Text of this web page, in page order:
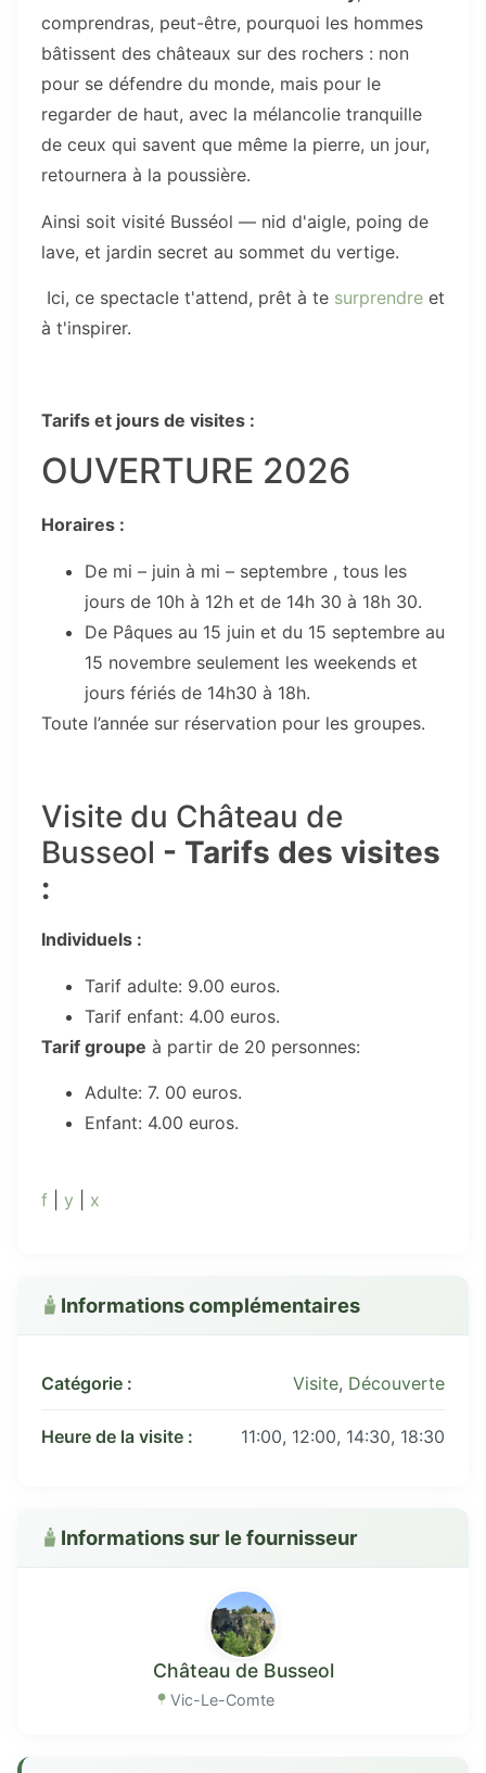
comprendras, peut-être, pourquoi les hommes
bâtissent des châteaux sur des rochers : non
pour se défendre du monde, mais pour le
regarder de haut, avec la mélancolie tranquille
de ceux qui savent que même la pierre, un jour,
retournera à la poussière.
Ainsi soit visité Busséol — nid d'aigle, poing de
lave, et jardin secret au sommet du vertige.
Ici, ce spectacle t'attend, prêt à te surprendre et
à t'inspirer.
Tarifs et jours de visites :
OUVERTURE 2026
Horaires :
De mi – juin à mi – septembre , tous les
jours de 10h à 12h et de 14h 30 à 18h 30.
De Pâques au 15 juin et du 15 septembre au
15 novembre seulement les weekends et
jours fériés de 14h30 à 18h.
Toute l’année sur réservation pour les groupes.
Visite du Château de
Busseol - Tarifs des visites
:
Individuels :
Tarif adulte: 9.00 euros.
Tarif enfant: 4.00 euros.
Tarif groupe à partir de 20 personnes:
Adulte: 7. 00 euros.
Enfant: 4.00 euros.
f y x
Informations complémentaires
Catégorie : Visite, Découverte
Heure de la visite : 11:00, 12:00, 14:30, 18:30
Informations sur le fournisseur
Château de Busseol
Vic-Le-Comte